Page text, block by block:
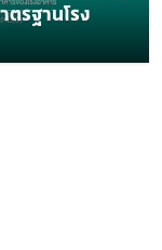
ตรฐานโรง